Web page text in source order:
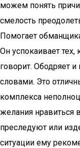
можем понять
смелость
Помогает
Он успокаивает тех,
говорит. Ободряет
словами. Это
комплекса
желания нравиться
преследуют или
ситуации ему